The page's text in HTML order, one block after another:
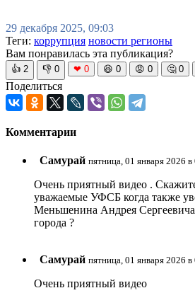
29 декабря 2025, 09:03
Теги: коррупция новости регионы
Вам понравилась эта публикация?
👍 2 👎 0 ❤ 0 😆 0 😡 0 🤔 0
Поделиться
Комментарии
Самурай пятница, 01 января 2026
Очень приятный видео .
уважаемые УФСБ когда также
Меньшенина Андрея
города ?
Самурай пятница, 01 января 2026
Очень приятный видео